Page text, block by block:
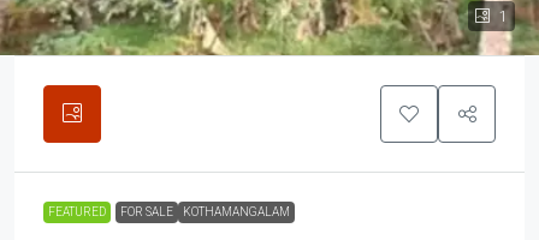
1
FEATURED FOR SALE KOTHAMANGALAM